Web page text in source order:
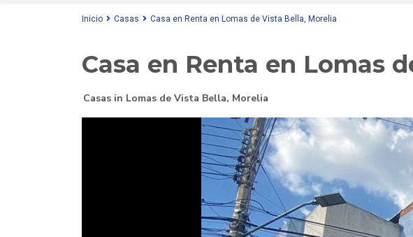
Inicio Casas Casa en Renta en Lomas de Vista Bella, Morelia
Casa en Renta en Lomas
Casas in Lomas de Vista Bella, Morelia